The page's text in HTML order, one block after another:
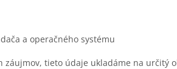
a operačného systému
tieto údaje ukladáme na určitý